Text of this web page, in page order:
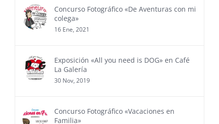
Concurso Fotográfico «De Aventuras con mi
colega»
16 Ene, 2021
Exposición «All you need is DOG» en Café
La Galería
30 Nov, 2019
Concurso Fotográfico «Vacaciones en
Familia»